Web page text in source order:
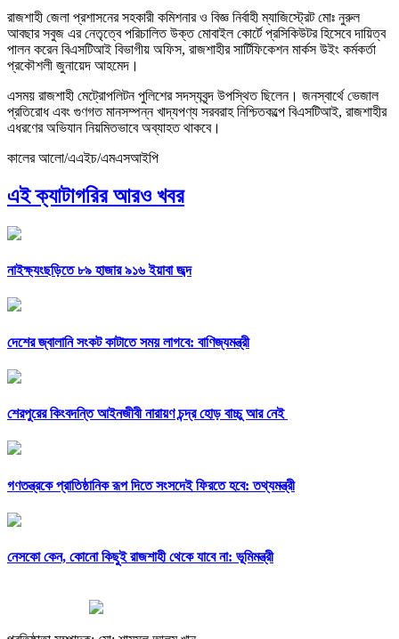
রাজশাহী জেলা প্রশাসনের সহকারী কমিশনার ও বিজ্ঞ নির্বাহী ম্যাজিস্ট্রেট মোঃ নুরুল
আবছার সবুজ এর নেতৃত্বে পরিচালিত উক্ত মোবাইল কোর্টে প্রসিকিউটর হিসেবে দায়িত্ব
পালন করেন বিএসটিআই বিভাগীয় অফিস, রাজশাহীর সার্টিফিকেশন মার্কস উইং কর্মকর্তা
প্রকৌশলী জুনায়েদ আহমেদ।
এসময় রাজশাহী মেট্রোপলিটন পুলিশের সদস্যবৃন্দ উপস্থিত ছিলেন। জনস্বার্থে ভেজাল
প্রতিরোধ এবং গুণগত মানসম্পন্ন খাদ্যপণ্য সরবরাহ নিশ্চিতকল্পে বিএসটিআই, রাজশাহীর
এধরণের অভিযান নিয়মিতভাবে অব্যাহত থাকবে।
কালের আলো/এএইচ/এমএসআইপি
এই ক্যাটাগরির আরও খবর
নাইক্ষ্যংছড়িতে ৮৯ হাজার ৯১৬ ইয়াবা জব্দ
দেশের জ্বালানি সংকট কাটাতে সময় লাগবে: বাণিজ্যমন্ত্রী
শেরপুরের কিংবদন্তি আইনজীবী নারায়ণ চন্দ্র হোড় বাচ্চু আর নেই
গণতন্ত্রকে প্রাতিষ্ঠানিক রূপ দিতে সংসদেই ফিরতে হবে: তথ্যমন্ত্রী
নেসকো কেন, কোনো কিছুই রাজশাহী থেকে যাবে না: ভূমিমন্ত্রী